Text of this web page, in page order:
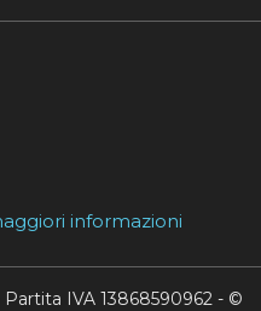
informazioni
IVA 13868590962 - ©